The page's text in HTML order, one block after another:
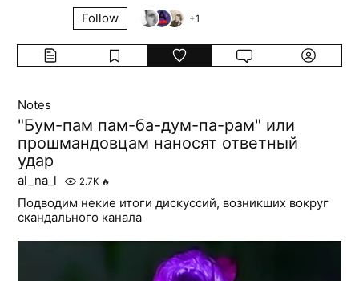
Follow +1
Notes
"Бум-пам пам-ба-дум-па-рам" или
прошмандовцам наносят ответный
удар
al_na_l 2.7K 🔥
Подводим некие итоги дискуссий, возникших вокруг
скандального канала